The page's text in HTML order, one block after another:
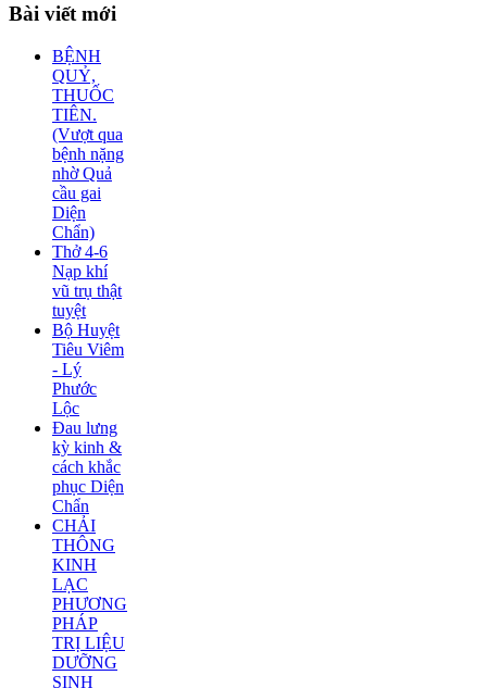
Bài viết mới
BỆNH
QUỶ,
THUỐC
TIÊN.
(Vượt qua
bệnh nặng
nhờ Quả
cầu gai
Diện
Chẩn)
Thở 4-6
Nạp khí
vũ trụ thật
tuyệt
Bộ Huyệt
Tiêu Viêm
- Lý
Phước
Lộc
Đau lưng
kỳ kinh &
cách khắc
phục Diện
Chẩn
CHẢI
THÔNG
KINH
LẠC
PHƯƠNG
PHÁP
TRỊ LIỆU
DƯỠNG
SINH